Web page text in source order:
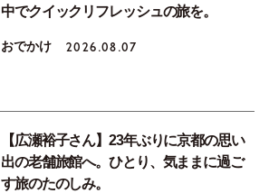
中でクイックリフレッシュの旅を。
おでかけ 2026.08.07
【広瀬裕子さん】23年ぶりに京都の思い
出の老舗旅館へ。ひとり、気ままに過ご
す旅のたのしみ。